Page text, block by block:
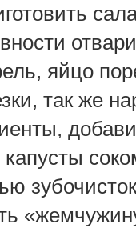
яйцо
так же